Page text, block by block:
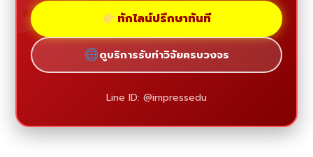
ทักไลน์ปรึกษาทันที
ดูบริการรับทำวิจัยครบวงจร
Line ID: @impressedu